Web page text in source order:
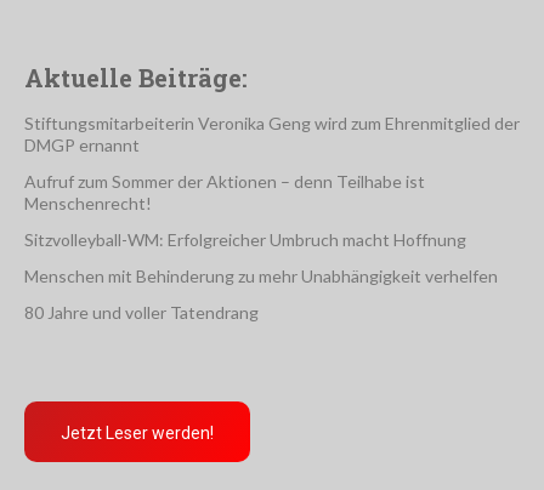
Aktuelle Beiträge:
Stiftungsmitarbeiterin Veronika Geng wird zum Ehrenmitglied der
DMGP ernannt
Aufruf zum Sommer der Aktionen – denn Teilhabe ist
Menschenrecht!
Sitzvolleyball-WM: Erfolgreicher Umbruch macht Hoffnung
Menschen mit Behinderung zu mehr Unabhängigkeit verhelfen
80 Jahre und voller Tatendrang
Jetzt Leser werden!